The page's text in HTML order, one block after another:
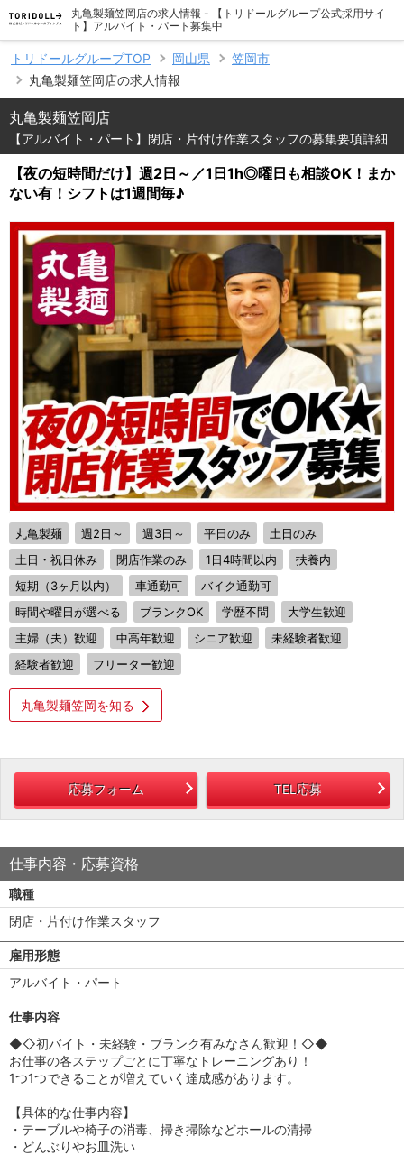
丸亀製麺笠岡店の求人情報 - 【トリドールグループ公式採用サイ
ト】アルバイト・パート募集中
トリドールグループTOP 岡山県
笠岡市
丸亀製麺笠岡店の求人情報
丸亀製麺笠岡店
【アルバイト・パート】閉店・片付け作業スタッフの募集要項詳細
【夜の短時間だけ】週2日～／1日1h◎曜日も相談OK！まか
ない有！シフトは1週間毎♪
丸亀製麺 週2日～ 週3日～ 平日のみ
土日のみ
土日・祝日休み
閉店作業のみ 1日4時間以内
扶養内
短期（3ヶ月以内）
車通勤可
バイク通勤可
時間や曜日が選べる
ブランクOK 学歴不問
大学生歓迎
主婦（夫）歓迎
中高年歓迎 シニア歓迎
未経験者歓迎
経験者歓迎
フリーター歓迎
丸亀製麺笠岡を知る
応募フォーム TEL応募
仕事内容・応募資格
職種
閉店・片付け作業スタッフ
雇用形態
アルバイト・パート
仕事内容
◆◇初バイト・未経験・ブランク有みなさん歓迎！◇◆
お仕事の各ステップごとに丁寧なトレーニングあり！
1つ1つできることが増えていく達成感があります。
【具体的な仕事内容】
・テーブルや椅子の消毒、掃き掃除などホールの清掃
・どんぶりやお皿洗い